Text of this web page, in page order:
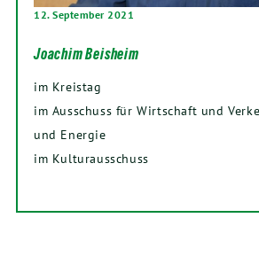
12. September 2021
Joachim Beisheim
im Kreistag
im Ausschuss für Wirtschaft und
und Energie
im Kulturausschuss